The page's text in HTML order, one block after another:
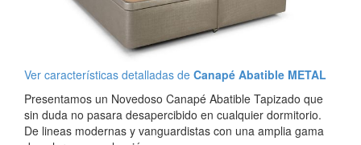
Ver características detalladas de Canapé Abatible METAL
Presentamos un Novedoso Canapé Abatible Tapizado que
sin duda no pasara desapercibido en cualquier dormitorio.
De lineas modernas y vanguardistas con una amplia gama